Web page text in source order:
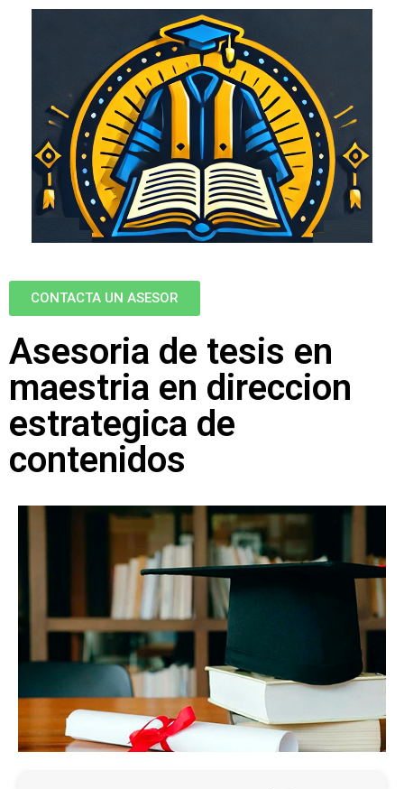
CONTACTA UN ASESOR
Asesoria de tesis en
maestria en direccion
estrategica de
contenidos